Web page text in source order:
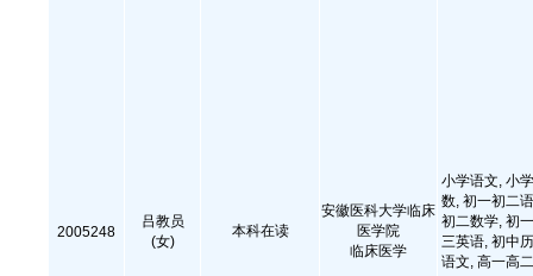
2005248
吕教员
(女)
本科在读
安徽医科大学临床
医学院
临床医学
小学语文, 小
数, 初一初二
初二数学, 初
三英语, 初中
语文, 高一高